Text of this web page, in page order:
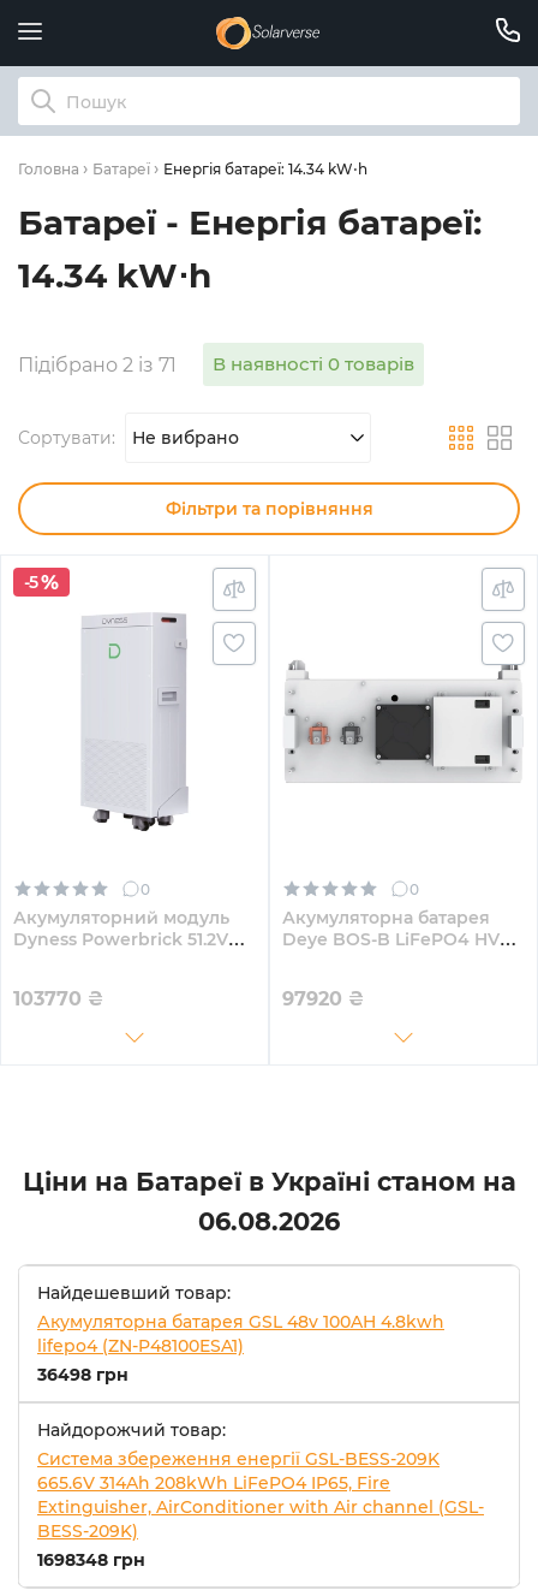
Головна Батареї Енергія батареї: 14.34 kW⋅h
Батареї - Енергія батареї:
14.34 kW⋅h
Підібрано 2 із 71 В наявності 0 товарів
Сортувати: Не вибрано
Фільтри та порівняння
-5
0
Акумуляторний модуль
Dyness Powerbrick 51.2V
103770 ₴
0
Акумуляторна батарея
Deye BOS-B LiFePO4 HV
97920 ₴
Ціни на Батареї в Україні станом на
06.08.2026
Найдешевший товар:
Акумуляторна батарея GSL 48v 100AH 4.8kwh
lifepo4 (ZN-P48100ESA1)
36498 грн
Найдорожчий товар:
Система збереження енергії GSL-BESS-209K
665.6V 314Ah 208kWh LiFePO4 IP65, Fire
Extinguisher, AirConditioner with Air channel (GSL-
BESS-209K)
1698348 грн